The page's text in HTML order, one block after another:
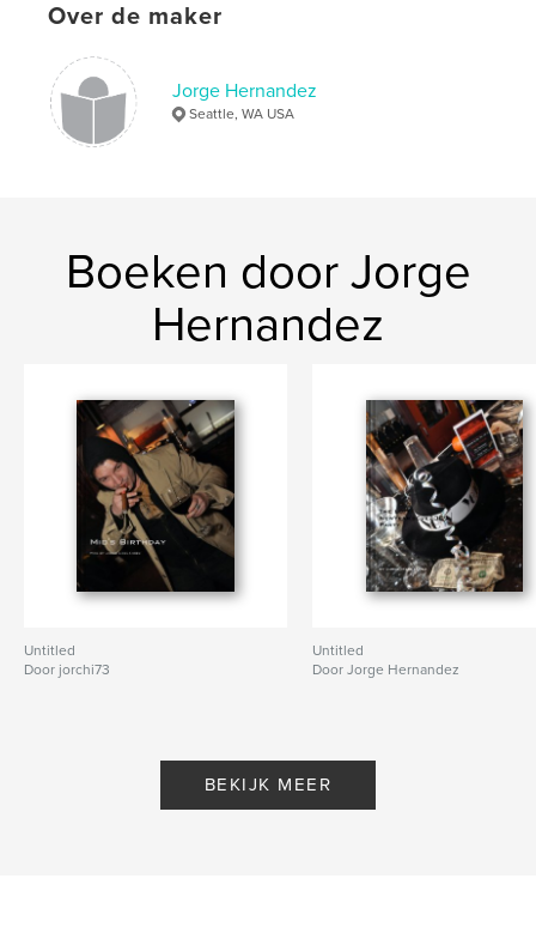
Over de maker
Jorge Hernandez
Seattle, WA USA
Boeken door Jorge
Hernandez
Untitled
Door jorchi73
Untitled
Door Jorge Hernandez
BEKIJK MEER